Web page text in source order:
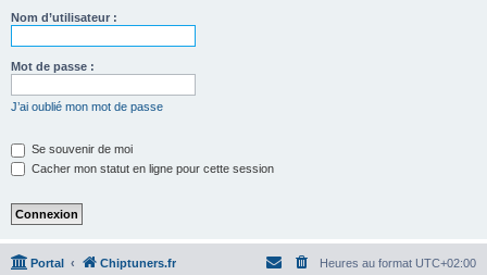
Nom d’utilisateur :
Mot de passe :
J’ai oublié mon mot de passe
Se souvenir de moi
Cacher mon statut en ligne pour cette session
Portal Chiptuners.fr Heures au format UTC+02:00